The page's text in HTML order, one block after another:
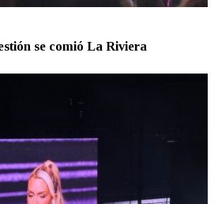
se comió La Riviera